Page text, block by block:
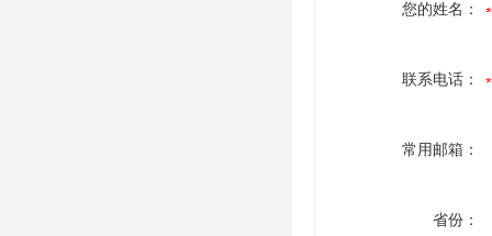
您的姓名：
联系电话：
常用邮箱：
省份：